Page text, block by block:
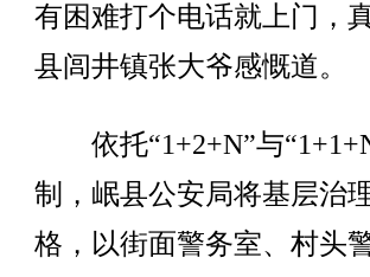
有困难打个电话就上门，
县闾井镇张大爷感慨道。
依托“1+2+N”与
制，岷县公安局将基层治
格，以街面警务室、村头